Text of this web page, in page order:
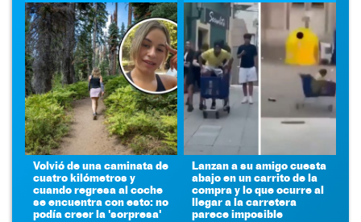
Volvió de una caminata de
cuatro kilómetros y
cuando regresa al coche
se encuentra con esto: no
podía creer la 'sorpresa'
Lanzan a su amigo cuesta
abajo en un carrito de la
compra y lo que ocurre al
llegar a la carretera
parece imposible